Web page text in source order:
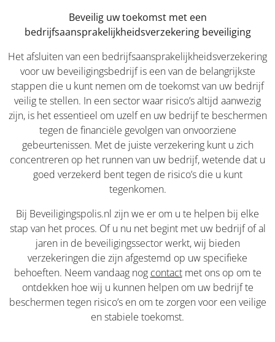
Beveilig uw toekomst met een
bedrijfsaansprakelijkheidsverzekering beveiliging
Het afsluiten van een bedrijfsaansprakelijkheidsverzekering
voor uw beveiligingsbedrijf is een van de belangrijkste
stappen die u kunt nemen om de toekomst van uw bedrijf
veilig te stellen. In een sector waar risico’s altijd aanwezig
zijn, is het essentieel om uzelf en uw bedrijf te beschermen
tegen de financiële gevolgen van onvoorziene
gebeurtenissen. Met de juiste verzekering kunt u zich
concentreren op het runnen van uw bedrijf, wetende dat u
goed verzekerd bent tegen de risico’s die u kunt
tegenkomen.
Bij Beveiligingspolis.nl zijn we er om u te helpen bij elke
stap van het proces. Of u nu net begint met uw bedrijf of al
jaren in de beveiligingssector werkt, wij bieden
verzekeringen die zijn afgestemd op uw specifieke
behoeften. Neem vandaag nog contactmet ons op om te
ontdekken hoe wij u kunnen helpen om uw bedrijf te
beschermen tegen risico’s en om te zorgen voor een veilige
en stabiele toekomst.